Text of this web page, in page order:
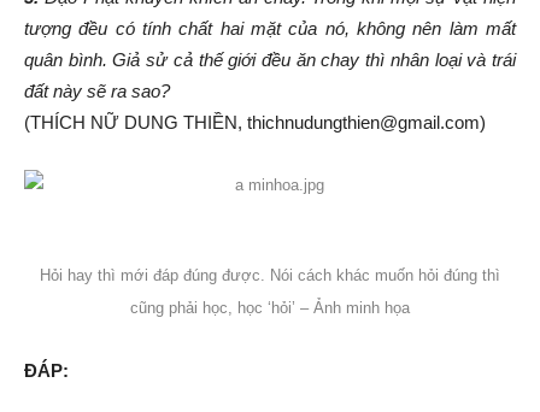
tượng đều có tính chất hai mặt của nó, không nên làm mất
quân bình. Giả sử cả thế giớiđều ăn chay thì nhân loại và trái
đất này sẽ ra sao?
(THÍCH NỮ DUNG THIỀN, thichnudungthien@gmail.com)
Hỏi hay thì mới đáp đúng được. Nói cách khác muốn hỏi đúng thì
cũng phải học, học ‘hỏi’ – Ảnh minh họa
ĐÁP: